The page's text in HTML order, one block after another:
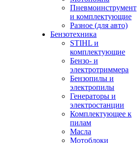
Пневмоинструмент
и комплектующие
Разное (для авто)
Бензотехника
STIHL и
комплектующие
Бензо- и
электротриммера
Бензопилы и
электропилы
Генераторы и
электростанции
Комплектующее к
пилам
Масла
Мотоблоки